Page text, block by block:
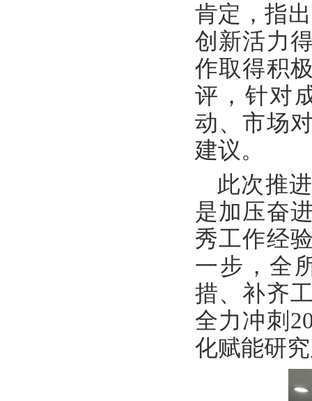
肯定，指
创新活力
作取得积
评，针对
动、市场
建议。
此次推
是加压奋
秀工作经
一步，全
措、补齐
全力冲刺
化赋能研